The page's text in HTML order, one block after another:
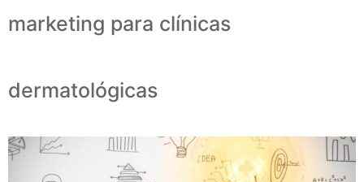
marketing para clínicas
dermatológicas